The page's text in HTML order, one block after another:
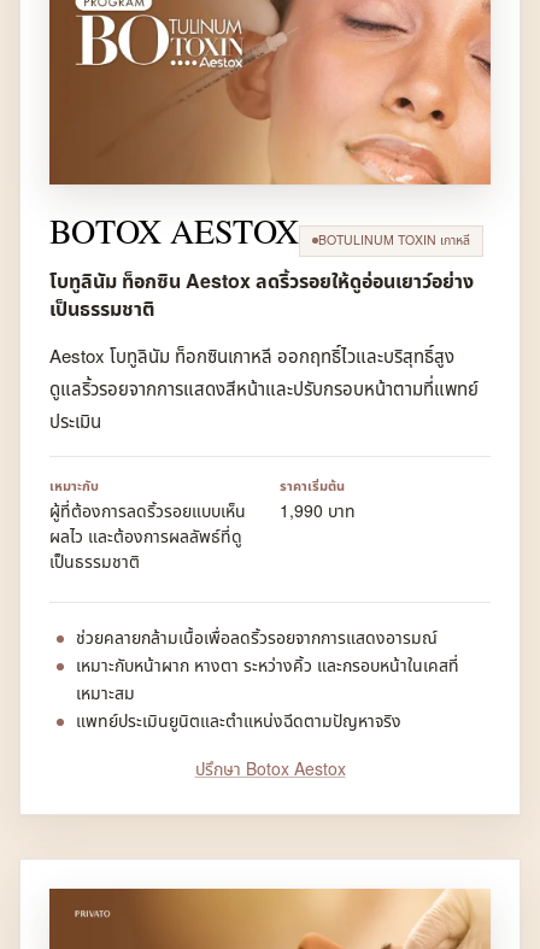
BOTOX AESTOX BOTULINUM TOXIN เกาหลี
โบทูลินัม ท็อกซิน Aestox ลดริ้วรอยให้ดูอ่อนเยาว์อย่าง
เป็นธรรมชาติ
Aestox โบทูลินัม ท็อกซินเกาหลี ออกฤทธิ์ไวและบริสุทธิ์สูง
ดูแลริ้วรอยจากการแสดงสีหน้าและปรับกรอบหน้าตามที่แพทย์
ประเมิน
เหมาะกับ
ผู้ที่ต้องการลดริ้วรอยแบบเห็น
ผลไว และต้องการผลลัพธ์ที่ดู
เป็นธรรมชาติ
ราคาเริ่มต้น
1,990 บาท
ช่วยคลายกล้ามเนื้อเพื่อลดริ้วรอยจากการแสดงอารมณ์
เหมาะกับหน้าผาก หางตา ระหว่างคิ้ว และกรอบหน้าในเคสที่
เหมาะสม
แพทย์ประเมินยูนิตและตำแหน่งฉีดตามปัญหาจริง
ปรึกษา Botox Aestox